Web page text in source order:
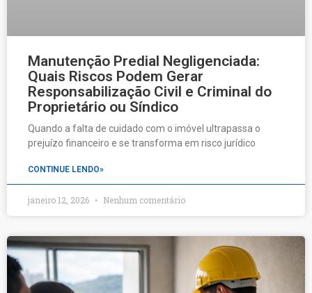
Manutenção Predial Negligenciada:
Quais Riscos Podem Gerar
Responsabilização Civil e Criminal do
Proprietário ou Síndico
Quando a falta de cuidado com o imóvel ultrapassa o
prejuízo financeiro e se transforma em risco jurídico
CONTINUE LENDO»
janeiro 12, 2026 Nenhum comentário